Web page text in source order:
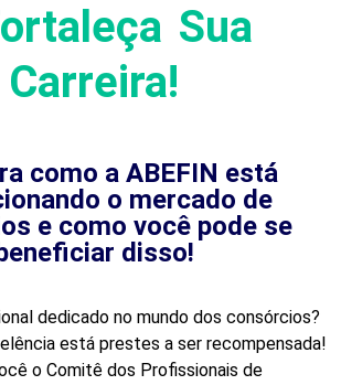
Sua
Carreira!
como a ABEFIN está
o mercado de
e como você pode se
beneficiar disso!
dedicado no mundo dos consórcios?
está prestes a ser recompensada!
o Comitê dos Profissionais de